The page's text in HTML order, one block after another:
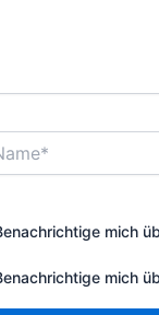
mich
mich